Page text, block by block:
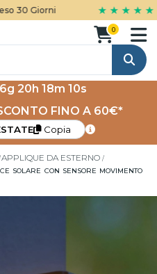
30 Giorni ★ ★ ★ ★ ★
Cerca
0
20h 18m 10s
FINO A 60€*
Copia
APPLIQUE DA ESTERNO
SOLARE CON SENSORE MOVIMENTO